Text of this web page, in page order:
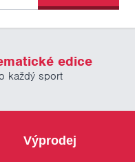
edice
každý sport
Výprodej